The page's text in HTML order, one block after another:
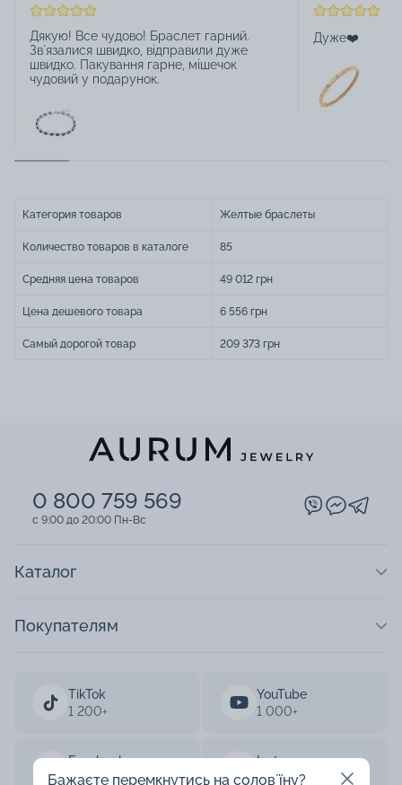
Дякую! Все чудово! Браслет гарний.
Зв`язалися швидко, відправили дуже
швидко. Пакування гарне, мішечок
чудовий у подарунок.
Дуже❤️
Категория товаров Желтые браслеты
Количество товаров в каталоге 85
Средняя цена товаров 49 012 грн
Цена дешевого товара 6 556 грн
Самый дорогой товар 209 373 грн
0 800 759 569
c 9:00 до 20:00 Пн-Вс
TikTok
1 200+
YouTube
1 000+
Facebook
33 000+
Instagram
50 000+
Каталог
Покупателям
Бажаєте перемкнутись на соловʼїну?